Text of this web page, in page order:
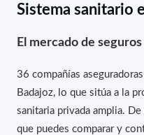
Sistema sanitario
El mercado de
36 compañías
Badajoz, lo que sitúa a la
sanitaria privada amplia.
que puedes comparar y